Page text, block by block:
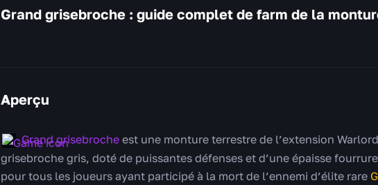
Grand grisebroche : guide complet de farm de la
Aperçu
Grand grisebroche est une monture terrestre de l’extension
grisebroche gris, doté de puissantes défenses et d’une épaisse
pour tous les joueurs ayant participé à la mort de l’ennemi d’élite rare